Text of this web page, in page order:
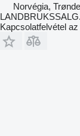
Norvégia,
Kapcsolatfelvétel